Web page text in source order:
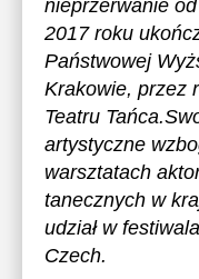
nieprzerwanie
2017 roku
Państwowej
Krakowie, przez
Teatru
artystyczne
warsztatach
tanecznych w
udział w
Czech.